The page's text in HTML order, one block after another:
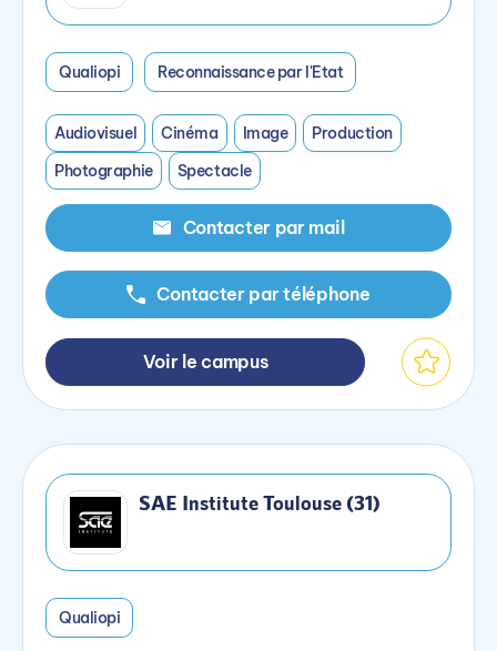
Qualiopi Reconnaissance par l'Etat
Audiovisuel Cinéma Image
Production
Photographie
Spectacle
Contacter par mail
Contacter par téléphone
Voir le campus
SAE Institute Toulouse (31)
Qualiopi